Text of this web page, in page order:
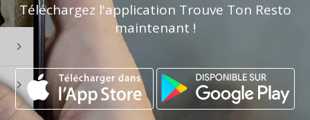
Téléchargez l'application Trouve Ton Resto
maintenant !